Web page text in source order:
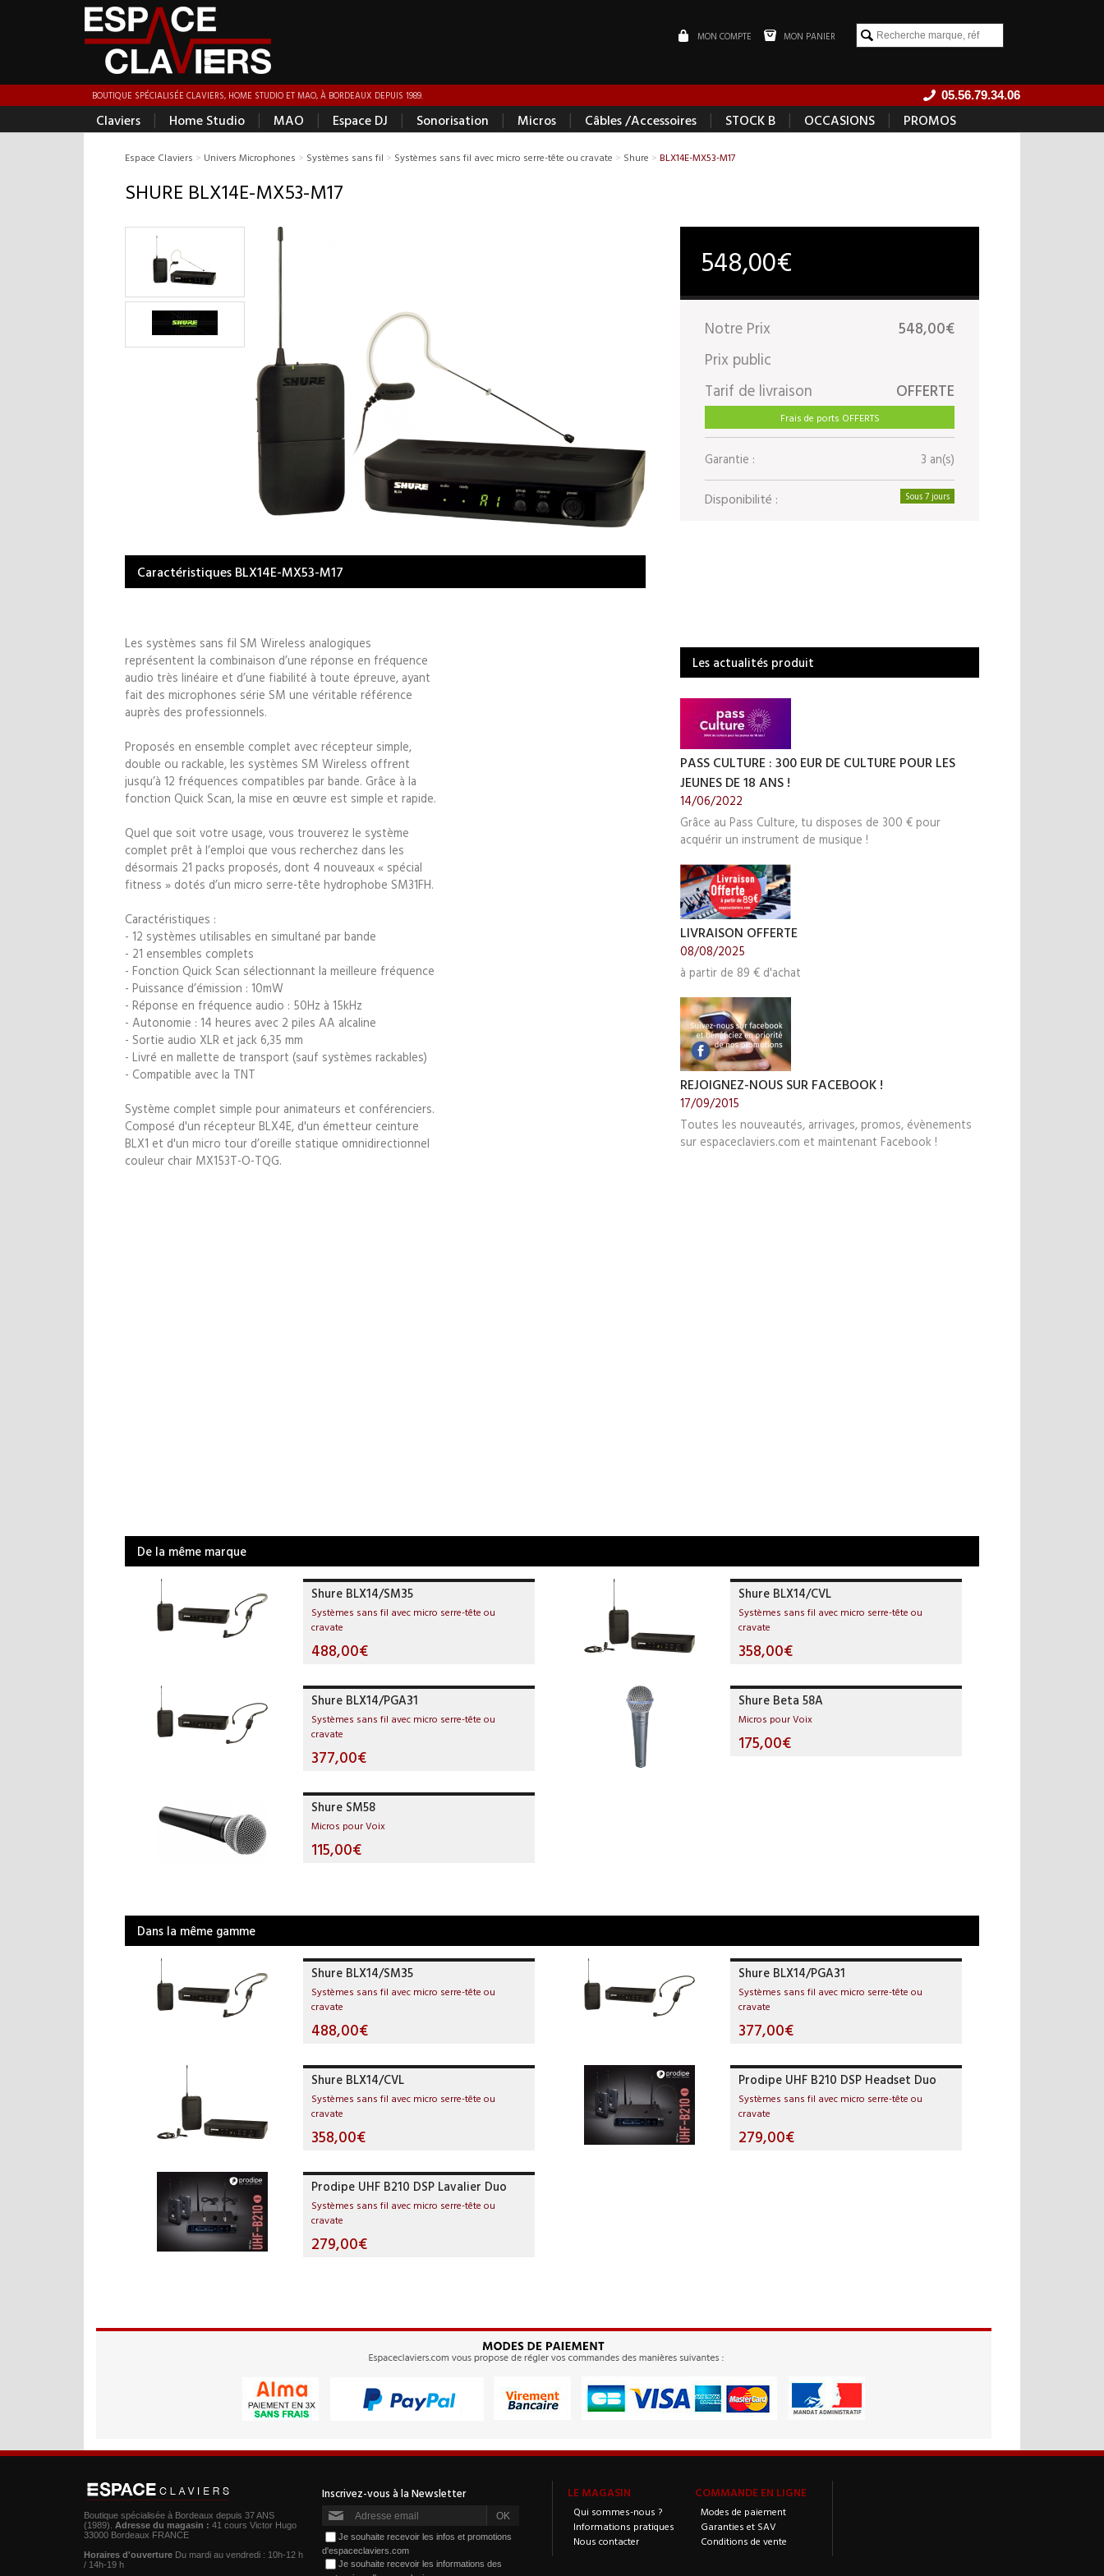
MON PANIER
MON COMPTE
05.56.79.34.06
BOUTIQUE SPÉCIALISÉE CLAVIERS, HOME STUDIO ET MAO, À BORDEAUX DEPUIS 1989.
Claviers | Home Studio | MAO | Espace DJ | Sonorisation | Micros | Câbles /Accessoires | STOCK B | OCCASIONS | PROMOS
Espace Claviers > Univers Microphones > Systèmes sans fil > Systèmes sans fil avec micro serre-tête ou cravate > Shure > BLX14E-MX53-M17
SHURE BLX14E-MX53-M17
548,00€
Notre Prix
548,00€
Prix public
Tarif de livraison
OFFERTE
Frais de ports OFFERTS
Garantie : 3 an(s)
Disponibilité : Sous 7 jours
Les actualités produit
PASS CULTURE : 300 EUR DE CULTURE POUR LES
JEUNES DE 18 ANS !
14/06/2022
Grâce au Pass Culture, tu disposes de 300 € pour
acquérir un instrument de musique !
LIVRAISON OFFERTE
08/08/2025
à partir de 89 € d'achat
REJOIGNEZ-NOUS SUR FACEBOOK !
17/09/2015
Toutes les nouveautés, arrivages, promos, évènements
sur espaceclaviers.com et maintenant Facebook !
Caractéristiques BLX14E-MX53-M17
Les systèmes sans fil SM Wireless analogiques
représentent la combinaison d’une réponse en fréquence
audio très linéaire et d’une fiabilité à toute épreuve, ayant
fait des microphones série SM une véritable référence
auprès des professionnels.
Proposés en ensemble complet avec récepteur simple,
double ou rackable, les systèmes SM Wireless offrent
jusqu’à 12 fréquences compatibles par bande. Grâce à la
fonction Quick Scan, la mise en œuvre est simple et rapide.
Quel que soit votre usage, vous trouverez le système
complet prêt à l’emploi que vous recherchez dans les
désormais 21 packs proposés, dont 4 nouveaux « spécial
fitness » dotés d’un micro serre-tête hydrophobe SM31FH.
Caractéristiques :
- 12 systèmes utilisables en simultané par bande
- 21 ensembles complets
- Fonction Quick Scan sélectionnant la meilleure fréquence
- Puissance d’émission : 10mW
- Réponse en fréquence audio : 50Hz à 15kHz
- Autonomie : 14 heures avec 2 piles AA alcaline
- Sortie audio XLR et jack 6,35 mm
- Livré en mallette de transport (sauf systèmes rackables)
- Compatible avec la TNT
Système complet simple pour animateurs et conférenciers.
Composé d'un récepteur BLX4E, d'un émetteur ceinture
BLX1 et d'un micro tour d’oreille statique omnidirectionnel
couleur chair MX153T-O-TQG.
De la même marque
Shure BLX14/SM35
Systèmes sans fil avec micro serre-tête ou
cravate
488,00€
Shure BLX14/CVL
Systèmes sans fil avec micro serre-tête ou
cravate
358,00€
Shure BLX14/PGA31
Systèmes sans fil avec micro serre-tête ou
cravate
377,00€
Shure Beta 58A
Micros pour Voix
175,00€
Shure SM58
Micros pour Voix
115,00€
Dans la même gamme
Shure BLX14/SM35
Systèmes sans fil avec micro serre-tête ou
cravate
488,00€
Shure BLX14/PGA31
Systèmes sans fil avec micro serre-tête ou
cravate
377,00€
Shure BLX14/CVL
Systèmes sans fil avec micro serre-tête ou
cravate
358,00€
Prodipe UHF B210 DSP Headset Duo
Systèmes sans fil avec micro serre-tête ou
cravate
279,00€
Prodipe UHF B210 DSP Lavalier Duo
Systèmes sans fil avec micro serre-tête ou
cravate
279,00€
LE MAGASIN
Qui sommes-nous ?
Informations pratiques
Nous contacter
COMMANDE EN LIGNE
Modes de paiement
Garanties et SAV
Conditions de vente
Boutique spécialisée à Bordeaux depuis 37 ANS
(1989). Adresse du magasin : 41 cours Victor Hugo
33000 Bordeaux FRANCE
Horaires d'ouverture Du mardi au vendredi : 10h-12 h
/ 14h-19 h
Je souhaite recevoir les infos et promotions
d'espaceclaviers.com
Je souhaite recevoir les informations des